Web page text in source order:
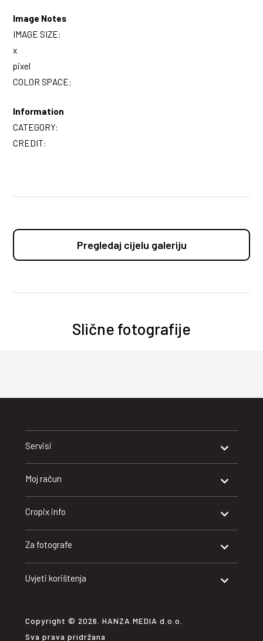
Image Notes
IMAGE SIZE:
x
pixel
COLOR SPACE:
Information
CATEGORY:
CREDIT:
Pregledaj cijelu galeriju
Slične fotografije
Servisi
Moj račun
Cropix info
Za fotografe
Uvjeti korištenja
Copyright © 2026. HANZA MEDIA d.o.o.
Sva prava pridržana